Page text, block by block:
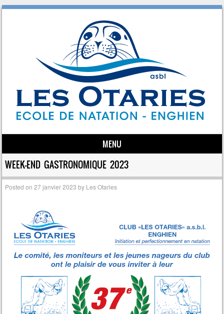
MENU
Skip to content
WEEK-END GASTRONOMIQUE 2023
Posted on27 janvier 2023 by Les Otaries